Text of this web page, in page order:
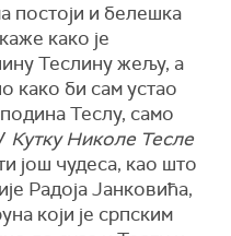
постоји и белешка
како је
Теслину жељу, а
како би сам устао
Теслу, само
Кутку Николе Тесле
још чудеса, као што
Радоја Јанковића,
који је српским